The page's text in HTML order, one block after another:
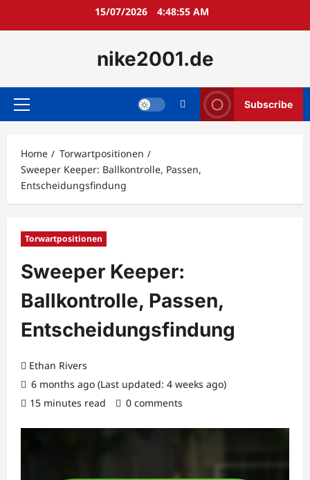
15/07/2026 4:48:56 AM
nike2001.de
Primary
Subscribe
Home
Torwartpositionen
Sweeper Keeper: Ballkontrolle, Passen,
Entscheidungsfindung
Torwartpositionen
Sweeper Keeper:
Ballkontrolle, Passen,
Entscheidungsfindung
Ethan Rivers
6 months ago (Last updated: 4 weeks ago)
15 minutes read
0 comments